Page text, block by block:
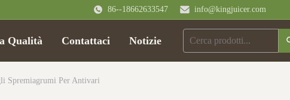
86--18662633547 info@kingjuicer.com
Qualità Contattaci Notizie
Spremiagrumi Per Antivari